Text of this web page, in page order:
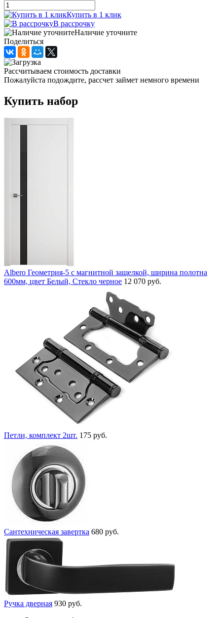
Купить в 1 клик
В рассрочку
Наличие уточните
Поделиться
Рассчитываем стоимость доставки
Пожалуйста подождите, рассчет займет немного времени
Купить набор
Albero Геометрия-5 с магнитной защелкой, ширина полотна
600мм, цвет Белый, Стекло черное 12 070 руб.
Петли, комплект 2шт. 175 руб.
Сантехническая завертка 680 руб.
Ручка дверная 930 руб.